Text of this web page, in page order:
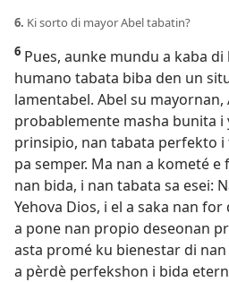
6. Ki sorto di mayor Abel tabatin?
6 Pues, aunke mundu a kaba
humano tabata biba den un
lamentabel. Abel su mayornan,
probablemente masha bunita i
prinsipio, nan tabata perfekto i
pa semper. Ma nan a kometé
nan bida, i nan tabata sa esei:
Yehova Dios, i el a saka nan
a pone nan propio deseonan
asta promé ku bienestar di
a pèrdè perfekshon i bida